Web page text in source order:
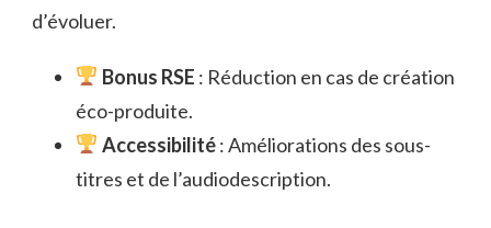
d’évoluer.
Bonus RSE : Réduction en cas de création
éco-produite.
Accessibilité: Améliorations des sous-
titres et de l’audiodescription.